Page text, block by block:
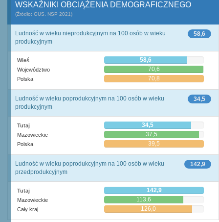
WSKAŹNIKI OBCIĄŻENIA DEMOGRAFICZNEGO
(Źródło: GUS, NSP 2021)
58,6
Ludność w wieku nieprodukcyjnym na 100 osób w wieku
produkcyjnym
Wieś 58,6
Województwo 70,6
Polska 70,8
34,5
Ludność w wieku poprodukcyjnym na 100 osób w wieku
produkcyjnym
Tutaj 34,5
Mazowieckie 37,5
Polska 39,5
142,9
Ludność w wieku poprodukcyjnym na 100 osób w wieku
przedprodukcyjnym
Tutaj 142,9
Mazowieckie 113,6
Cały kraj 126,0